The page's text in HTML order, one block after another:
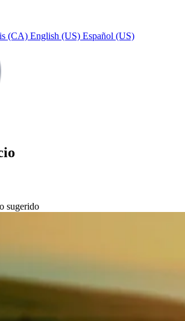
(CA) English (US) Español (US)
sugerido